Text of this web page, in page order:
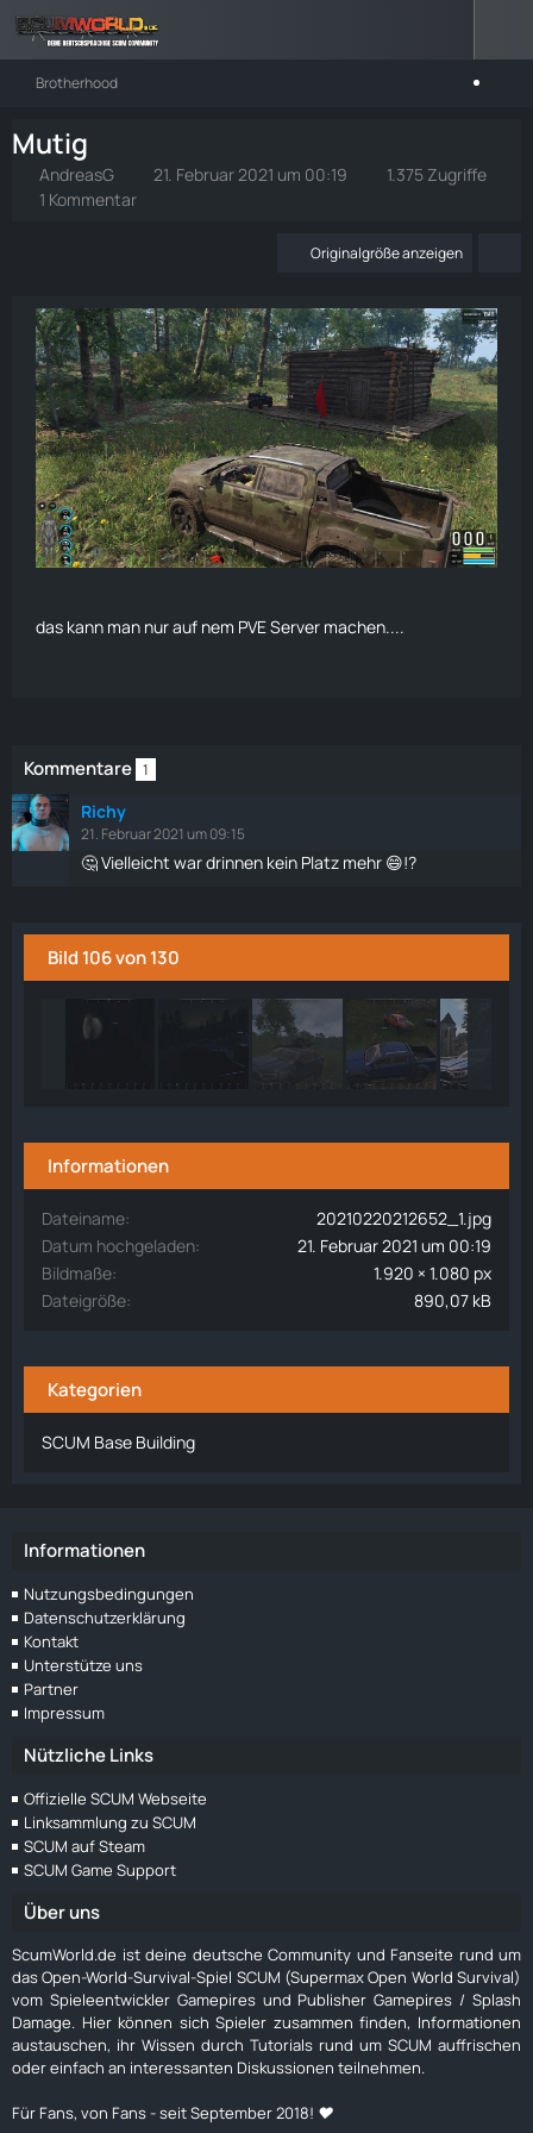
Brotherhood
Mutig
AndreasG 21. Februar 2021 um 00:19
1.375 Zugriffe
1 Kommentar
Originalgröße anzeigen
das kann man nur auf nem PVE Server machen....
Kommentare 1
Richy
21. Februar 2021 um 09:15
🤔 Vielleicht war drinnen kein Platz mehr 😄!?
Bild 106 von 130
Informationen
Dateiname
20210220212652_1.jpg
Datum hochgeladen
21. Februar 2021 um 00:19
Bildmaße
1.920 × 1.080 px
Dateigröße
890,07 kB
Kategorien
SCUM Base Building
Informationen
Nutzungsbedingungen
Datenschutzerklärung
Kontakt
Unterstütze uns
Partner
Impressum
Nützliche Links
Offizielle SCUM Webseite
Linksammlung zu SCUM
SCUM auf Steam
SCUM Game Support
Über uns
ScumWorld.de ist deine deutsche Community und Fanseite rund um
das Open-World-Survival-Spiel SCUM (Supermax Open World Survival)
vom Spieleentwickler Gamepires und Publisher Gamepires / Splash
Damage. Hier können sich Spieler zusammen finden, Informationen
austauschen, ihr Wissen durch Tutorials rund um SCUM auffrischen
oder einfach an interessanten Diskussionen teilnehmen.
Für Fans, von Fans - seit September 2018! ❤️